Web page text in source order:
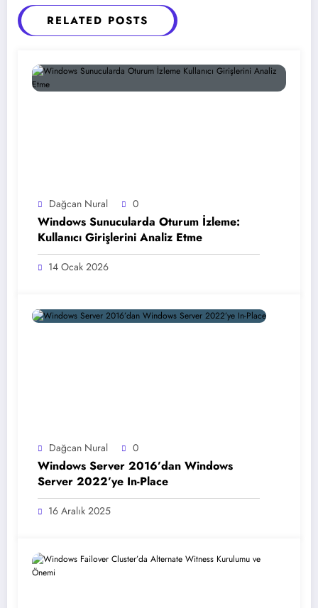
RELATED POSTS
Dağcan Nural 0
Windows Sunucularda Oturum İzleme:
Kullanıcı Girişlerini Analiz Etme
14 Ocak 2026
Dağcan Nural 0
Windows Server 2016’dan Windows
Server 2022’ye In-Place
16 Aralık 2025